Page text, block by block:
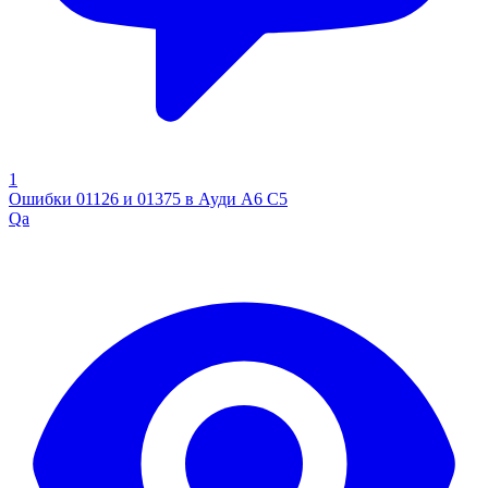
1
Ошибки 01126 и 01375 в Ауди А6 С5
Qa